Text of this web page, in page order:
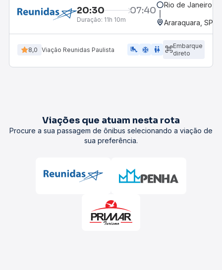
20:30 07:40
Duração: 11h 10m
Rio de Janeiro,
Araraquara, SP -
8,0 Viação Reunidas Paulista airline_seat_legroom_extra ac_unit wc
Embarque
direto
Viações que atuam nesta rota
Procure a sua passagem de ônibus selecionando a viação de
sua preferência.